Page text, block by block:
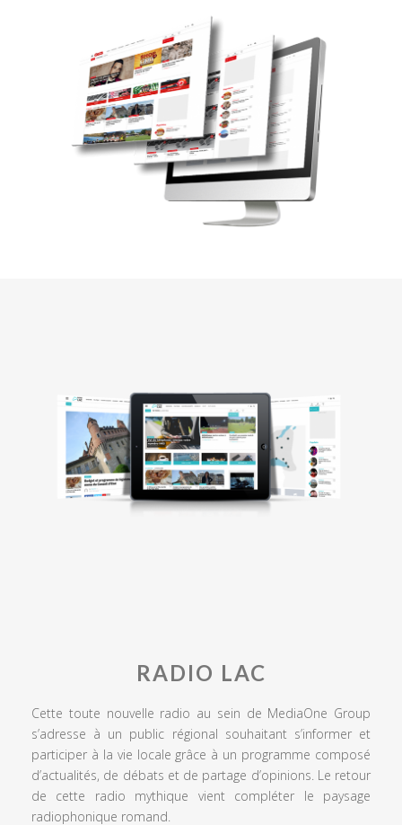
RADIO LAC
Cette toute nouvelle radio au sein de MediaOne Group
s’adresse à un public régional souhaitant s’informer et
participer à la vie locale grâce à un programme composé
d’actualités, de débats et de partage d’opinions. Le retour
de cette radio mythique vient compléter le paysage
radiophonique romand.